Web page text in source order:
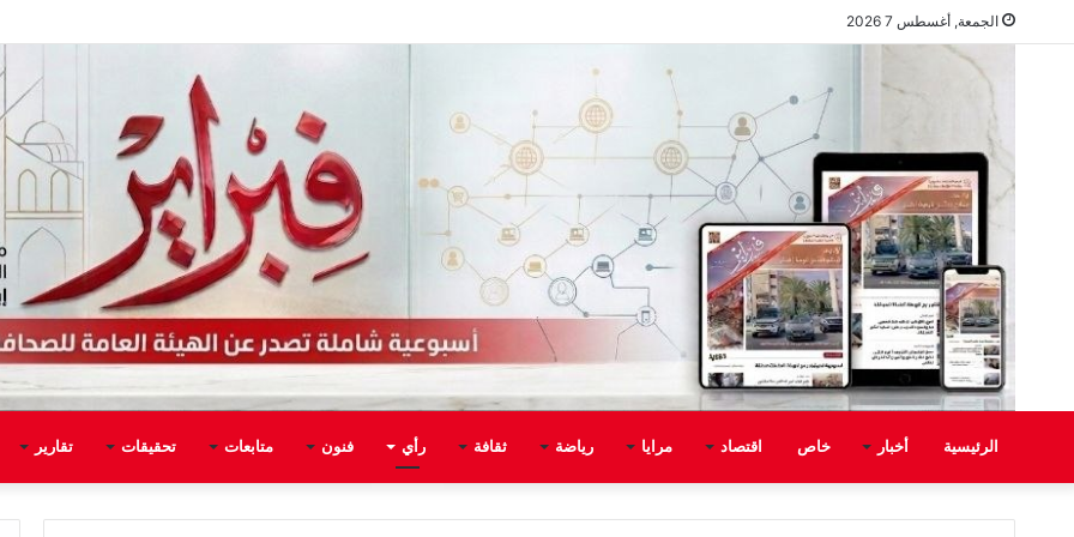
الجمعة, أغسطس 7 2026
الرئيسية أخبار خاص اقتصاد مرايا رياضة ثقافة رأي فنون متابعات تحقيقات تقارير